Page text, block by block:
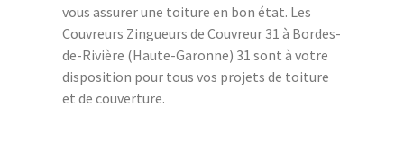
vous assurer une toiture en bon état. Les
Couvreurs Zingueurs de Couvreur 31 à Bordes-
de-Rivière (Haute-Garonne) 31 sont à votre
disposition pour tous vos projets de toiture
et de couverture.